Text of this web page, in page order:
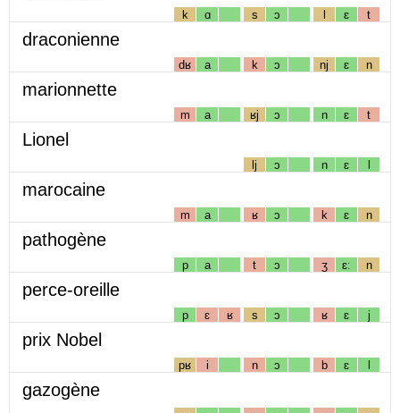
k ɑ s ɔ l ɛ t
draconienne
dʁ a k ɔ nj ɛ n
marionnette
m a ʁj ɔ n ɛ t
Lionel
lj ɔ n ɛ l
marocaine
m a ʁ ɔ k ɛ n
pathogène
p a t ɔ ʒ ɛː n
perce-oreille
p ɛ ʁ s ɔ ʁ ɛ j
prix Nobel
pʁ i n ɔ b ɛ l
gazogène